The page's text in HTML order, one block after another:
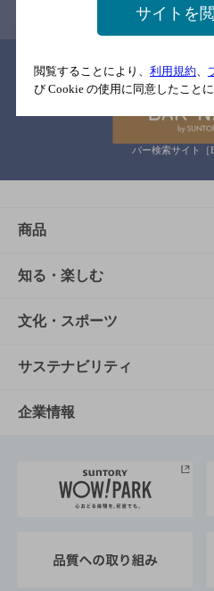
関連リ
バー検索サイト［
商品
商品TOP
商品一覧
商品発売情報
栄養成分一覧
知る・楽しむ
知る・楽しむTOP
キャンペーン
工場見学
地域情報
文化・スポーツ
文化・スポーツTOP
サントリーホール
サントリーサンバーズ大阪
サステナビリティ
サステナビリティTOP
サントリーが考えるサス
企業情報
企業概要
サイトを
閲覧することにより、 利用規約、
び Cookie の使用に同意したことに